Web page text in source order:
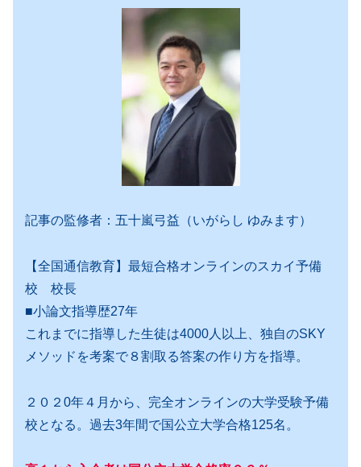
記事の監修者：五十嵐弓益（いがらし ゆみます）
【全国通信教育】最短合格オンラインのスカイ予備
校 校長
■小論文指導歴27年
これまでに指導した生徒は4000人以上、独自のSKY
メソッドを考案で８割取る答案の作り方を指導。
２０２0年４月から、完全オンラインの大学受験予備
校となる。過去3年間で国公立大学合格125名。